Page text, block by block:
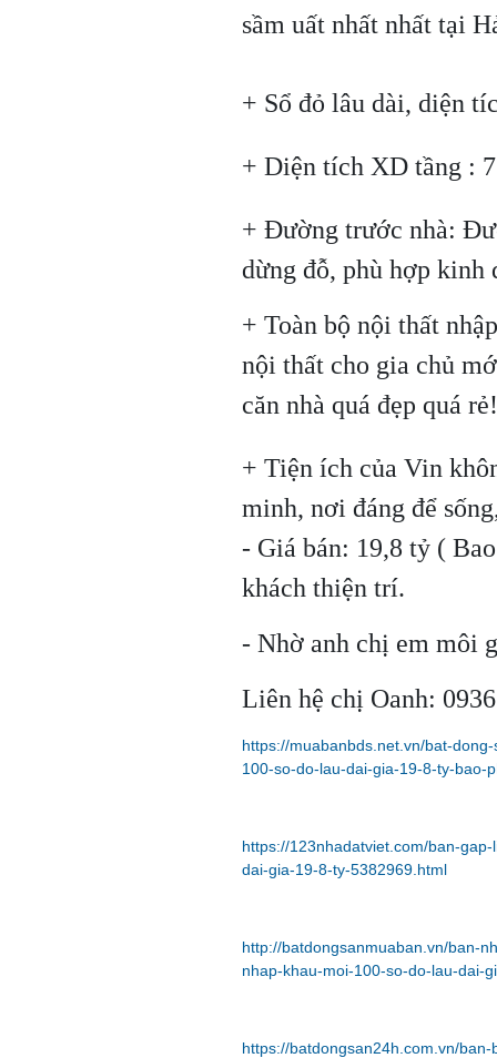
sầm uất nhất nhất tại
+ Sổ đỏ lâu dài, diện
+ Diện tích XD tầng :
+ Đường trước nhà:
dừng đỗ, phù hợp kinh
+ Toàn bộ nội thất
nội thất cho gia chủ
căn nhà quá đẹp quá rẻ!
+ Tiện ích của Vin
minh, nơi đáng để
- Giá bán: 19,8 tỷ (
khách thiện trí.
- Nhờ anh chị em môi
Liên hệ chị Oanh:
https://muabanbds.net.vn/bat-
100-so-do-lau-dai-gia-19-8-ty-bao-
https://123nhadatviet.com/ban-
dai-gia-19-8-ty-5382969.html
http://batdongsanmuaban.vn/ban-
nhap-khau-moi-100-so-do-lau-dai-
https://batdongsan24h.com.vn/